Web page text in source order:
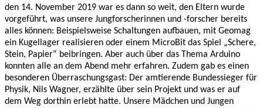
den 14. November 2019 war es dann so weit, den Eltern wurde
vorgeführt, was unsere Jungforscherinnen und -forscher bereits
alles können: Beispielsweise Schaltungen aufbauen, mit Geomag
ein Kugellager realisieren oder einem MicroBit das Spiel „Schere,
Stein, Papier“ beibringen. Aber auch über das Thema Arduino
konnten alle an dem Abend mehr erfahren. Zudem gab es einen
besonderen Überraschungsgast: Der amtierende Bundessieger für
Physik, Nils Wagner, erzählte über sein Projekt und was er auf
dem Weg dorthin erlebt hatte. Unsere Mädchen und Jungen